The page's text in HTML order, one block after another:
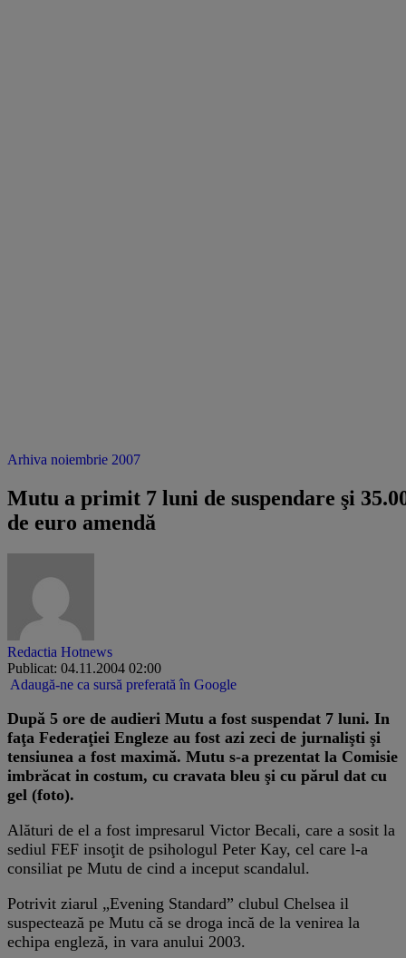
Arhiva noiembrie 2007
Mutu a primit 7 luni de suspendare şi
de euro amendă
Redactia Hotnews
Publicat: 04.11.2004 02:00
Adaugă-ne ca sursă preferată în Google
După 5 ore de audieri Mutu a fost suspendat 7 luni. In
faţa Federaţiei Engleze au fost azi zeci de jurnalişti şi
tensiunea a fost maximă. Mutu s-a prezentat la Comisie
imbrăcat in costum, cu cravata bleu şi cu părul dat cu
gel (foto).
Alături de el a fost impresarul Victor Becali, care a sosit la
sediul FEF insoţit de psihologul Peter Kay, cel care l-a
consiliat pe Mutu de cind a inceput scandalul.
Potrivit ziarul „Evening Standard” clubul Chelsea il
suspectează pe Mutu că se droga incă de la venirea la
echipa engleză, in vara anului 2003.